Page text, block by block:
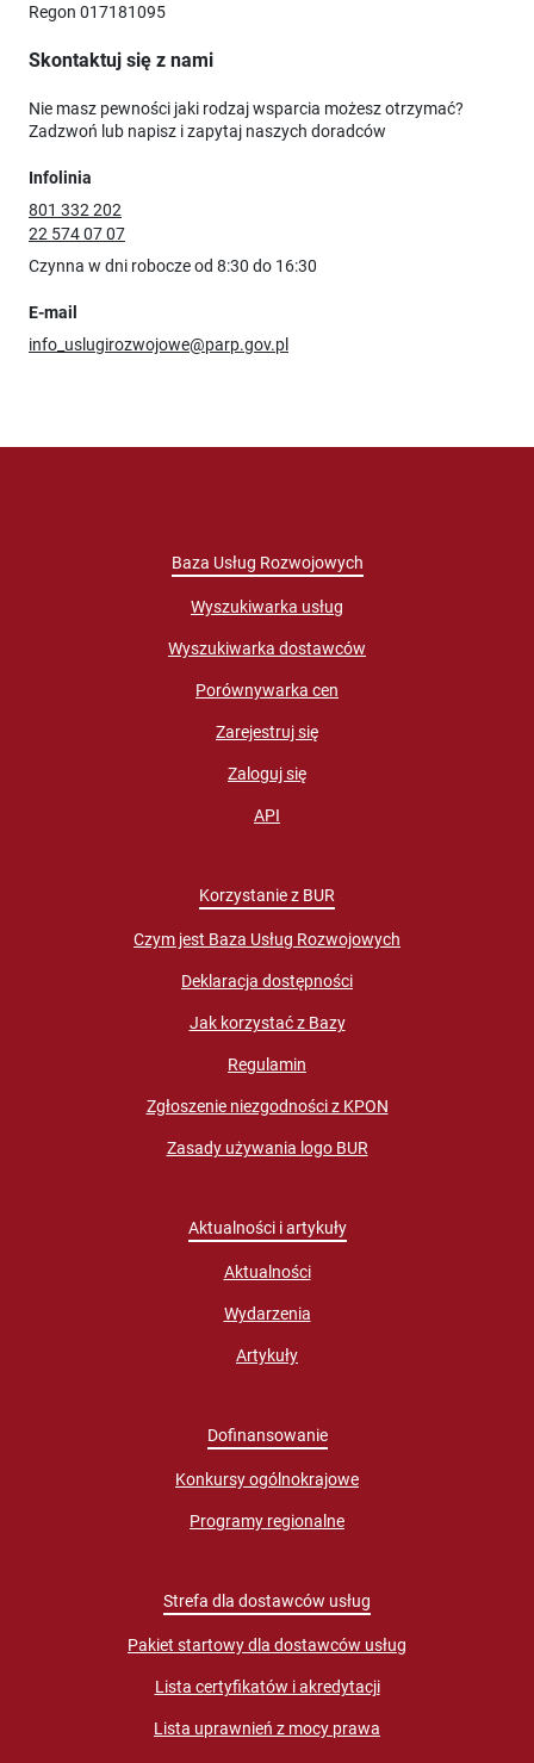
Regon 017181095
Skontaktuj się z nami
Nie masz pewności jaki rodzaj wsparcia możesz otrzymać?
Zadzwoń lub napisz i zapytaj naszych doradców
Infolinia
801 332 202
22 574 07 07
Czynna w dni robocze od 8:30 do 16:30
E-mail
info_uslugirozwojowe@parp.gov.pl
Baza Usług Rozwojowych
Wyszukiwarka usług
Wyszukiwarka dostawców
Porównywarka cen
Zarejestruj się
Zaloguj się
API
Korzystanie z BUR
Czym jest Baza Usług Rozwojowych
Deklaracja dostępności
Jak korzystać z Bazy
Regulamin
Zgłoszenie niezgodności z KPON
Zasady używania logo BUR
Aktualności i artykuły
Aktualności
Wydarzenia
Artykuły
Dofinansowanie
Konkursy ogólnokrajowe
Programy regionalne
Strefa dla dostawców usług
Pakiet startowy dla dostawców usług
Lista certyfikatów i akredytacji
Lista uprawnień z mocy prawa